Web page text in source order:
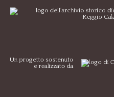
Un progetto sostenuto
e realizzato da